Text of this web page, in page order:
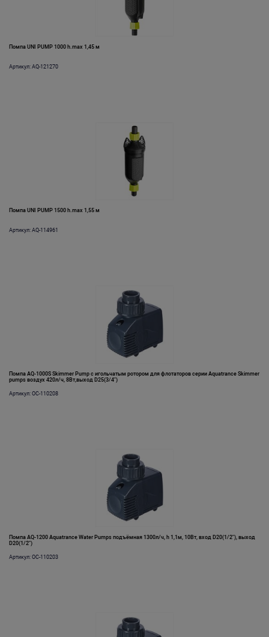
Помпа UNI PUMP 1000 h.max 1,45 м
Артикул: AQ-121270
Помпа UNI PUMP 1500 h.max 1,55 м
Артикул: AQ-114961
Помпа AQ-1000S Skimmer Pump с игольчатым ротором для флотаторов серии Aquatrance Skimmer
pumps воздух 420л/ч, 8Вт,выход D25(3/4")
Артикул: OC-110208
Помпа AQ-1200 Aquatrance Water Pumps подъёмная 1300л/ч, h 1,1м, 10Вт, вход D20(1/2"), выход
D20(1/2")
Артикул: OC-110203